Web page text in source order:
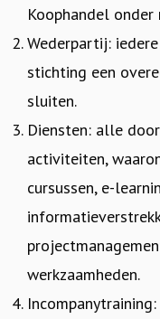
Koophandel
Wederpartij:
stichting een
sluiten.
Diensten: alle
activiteiten,
cursussen, e-
werkzaamheden.